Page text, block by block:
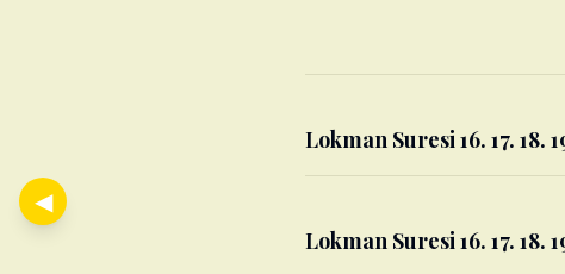
Lokman Suresi 16. 17. 18.
Lokman Suresi 16. 17. 18.
◀